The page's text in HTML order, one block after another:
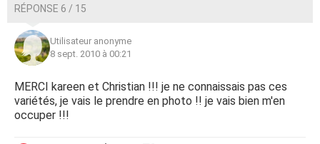
RÉPONSE 6 / 15
Utilisateur anonyme
8 sept. 2010 à 00:21
MERCI kareen et Christian !!! je ne connaissais pas ces
variétés, je vais le prendre en photo !! je vais bien m'en
occuper !!!